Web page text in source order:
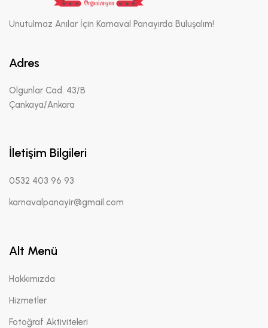
Unutulmaz Anılar İçin Karnaval Panayırda Buluşalım!
Adres
Olgunlar Cad. 43/B
Çankaya/Ankara
İletişim Bilgileri
0532 403 96 93
karnavalpanayir@gmail.com
Alt Menü
Hakkımızda
Hizmetler
Fotoğraf Aktiviteleri